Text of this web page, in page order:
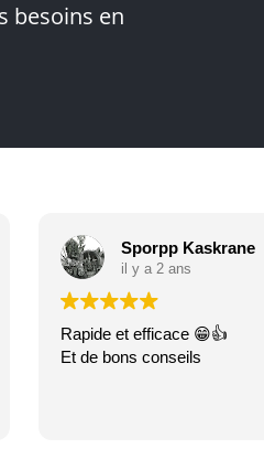
besoins en
Sporpp Kaskrane
il y a 2 ans
Rapide et efficace 😁👍
Et de bons conseils